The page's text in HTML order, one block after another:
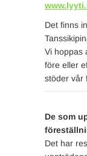
Det finns
Vi hoppas
före eller
stöder vår
De som
Det har